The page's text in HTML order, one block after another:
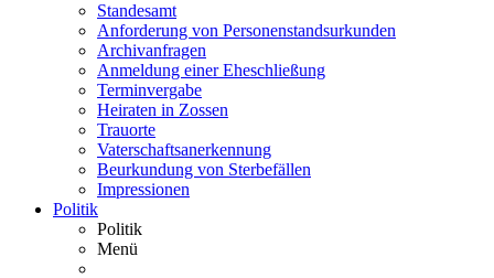
Standesamt
Anforderung von Personenstandsurkunden
Archivanfragen
Anmeldung einer Eheschließung
Terminvergabe
Heiraten in Zossen
Trauorte
Vaterschaftsanerkennung
Beurkundung von Sterbefällen
Impressionen
Politik
Politik
Menü